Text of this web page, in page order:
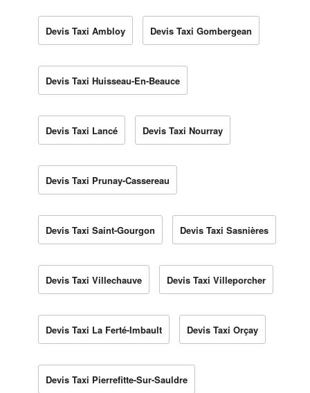
Devis Taxi Ambloy Devis Taxi Gombergean
Devis Taxi Huisseau-En-Beauce
Devis Taxi Lancé Devis Taxi Nourray
Devis Taxi Prunay-Cassereau
Devis Taxi Saint-Gourgon Devis Taxi Sasnières
Devis Taxi Villechauve Devis Taxi Villeporcher
Devis Taxi La Ferté-Imbault Devis Taxi Orçay
Devis Taxi Pierrefitte-Sur-Sauldre